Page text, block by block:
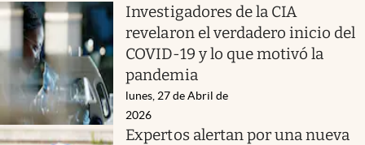
Investigadores de la CIA
revelaron el verdadero inicio del
COVID-19 y lo que motivó la
pandemia
lunes, 27 de Abril de
2026
Expertos alertan por una nueva